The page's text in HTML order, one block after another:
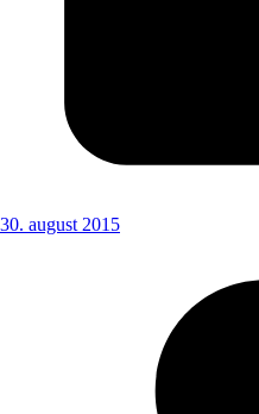
30. august 2015